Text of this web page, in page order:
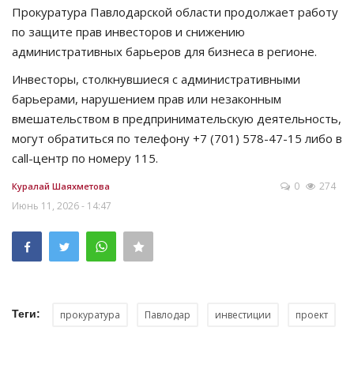
Прокуратура Павлодарской области продолжает работу
по защите прав инвесторов и снижению
административных барьеров для бизнеса в регионе.
Инвесторы, столкнувшиеся с административными
барьерами, нарушением прав или незаконным
вмешательством в предпринимательскую деятельность,
могут обратиться по телефону +7 (701) 578-47-15 либо в
call-центр по номеру 115.
Куралай Шаяхметова
Июнь 11, 2026 - 14:47
0 274
Теги: прокуратура Павлодар инвестиции проект